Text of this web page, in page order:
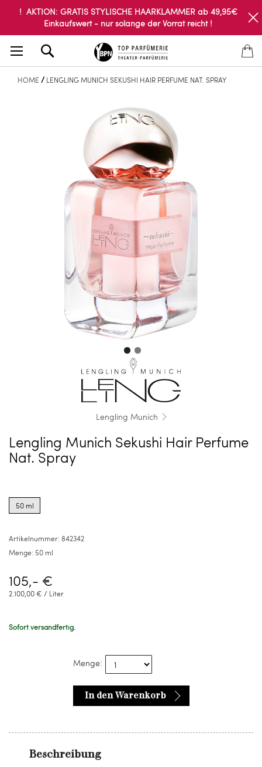
! AKTION: GRATIS STYLISCHE HAARKLAMMER ab 49,95€
Einkaufswert - nur solange der Vorrat reicht !
HOME LENGLING MUNICH SEKUSHI HAIR PERFUME NAT. SPRAY
Lengling Munich
Lengling Munich Sekushi Hair Perfume
Nat. Spray
options
for50 ml
Artikelnummer: 842342
Menge: 50 ml
105,- €
2.100,00 € / Liter
Sofort versandfertig.
Menge:
In den Warenkorb
Beschreibung